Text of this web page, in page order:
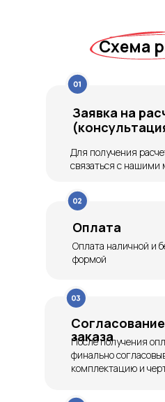
Оплата
Оплата наличной и
формой
Заявка на
Для получения
связаться с
Согласование
заказа
После получения
финально
комплектацию и
Схема